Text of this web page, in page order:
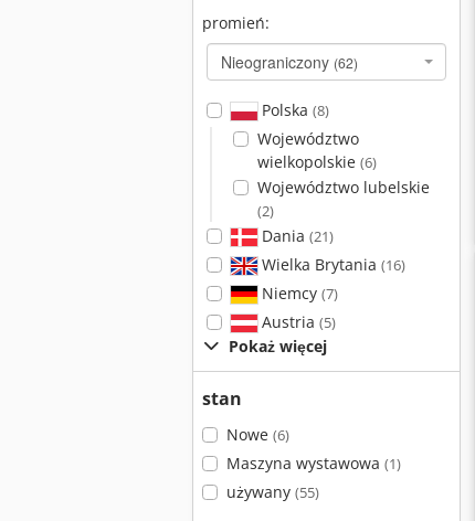
promień:
Nieograniczony (62)
Polska (8)
Województwo
wielkopolskie (6)
Województwo lubelskie
(2)
Dania (21)
Wielka Brytania (16)
Niemcy (7)
Austria (5)
Pokaż więcej
stan
Nowe (6)
Maszyna wystawowa (1)
używany (55)